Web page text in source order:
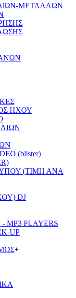
ΜΕΤΑΛΛΩΝ
ΗΧΟΥ
(blister)
(ΤΙΜΗ ΑΝΑ
DJ
ΜΡ3 PLAYERS
UP
+